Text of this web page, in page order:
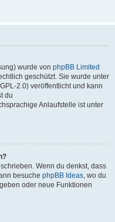
wurde von phpBB Limited
geschützt. Sie wurde unter
2.0) veröffentlicht und kann
du
Anlaufstelle ist unter
Wenn du denkst, dass
besuche phpBB Ideas, wo du
oder neue Funktionen